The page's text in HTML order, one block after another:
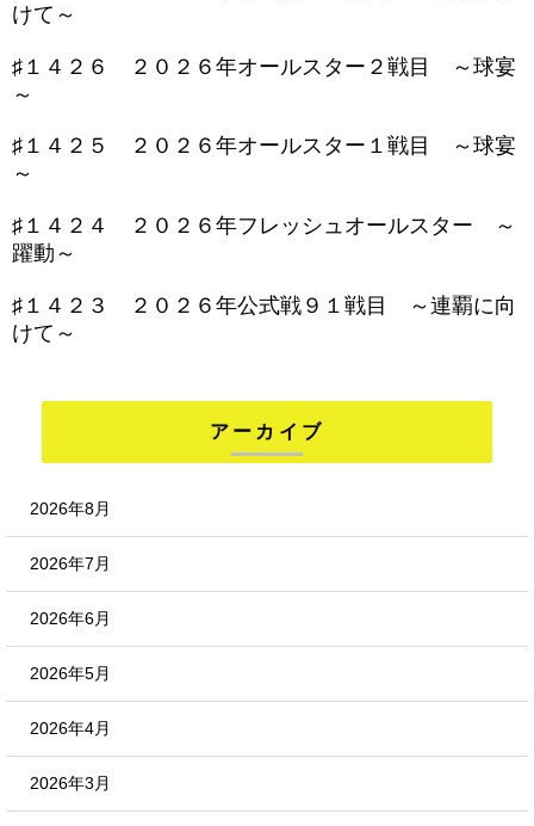
けて～
♯１４２６ ２０２６年オールスター２戦目 ～球宴
～
♯１４２５ ２０２６年オールスター１戦目 ～球宴
～
♯１４２４ ２０２６年フレッシュオールスター ～
躍動～
♯１４２３ ２０２６年公式戦９１戦目 ～連覇に向
けて～
アーカイブ
2026年8月
2026年7月
2026年6月
2026年5月
2026年4月
2026年3月